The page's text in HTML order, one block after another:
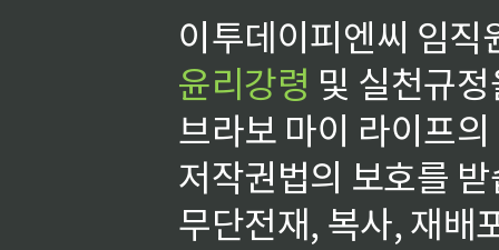
이투데이피엔씨 임
윤리강령 및 실천규
브라보 마이 라이프
저작권법의 보호를
무단전재, 복사, 재배